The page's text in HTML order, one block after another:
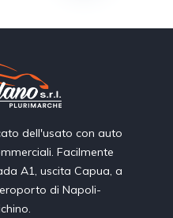
dell'usato con auto
Facilmente
A1, uscita Capua, a
di Napoli-